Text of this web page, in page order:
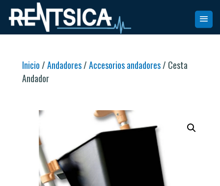
Inicio /Andadores/Accesorios andadores/ Cesta
Andador